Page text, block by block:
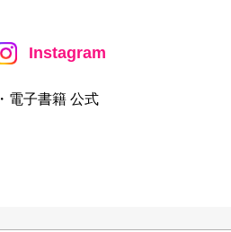
Instagram
・電子書籍 公式